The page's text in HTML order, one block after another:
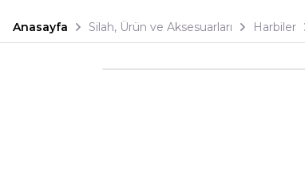
Anasayfa Silah, Ürün ve Aksesuarları Harbiler